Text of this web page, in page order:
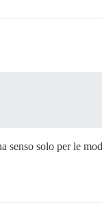
senso solo per le